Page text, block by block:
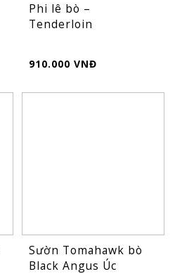
Phi lê bò –
Tenderloin
910.000 VNĐ
Sườn Tomahawk bò
Black Angus Úc